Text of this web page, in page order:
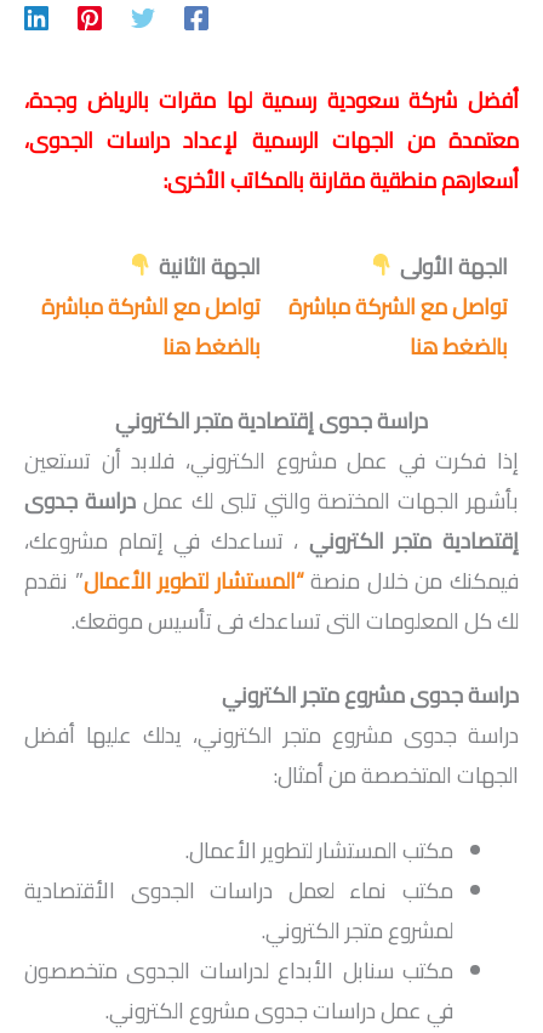
أفضل شركة سعودية رسمية لها مقرات بالرياض وجدة،
معتمدة من الجهات الرسمية لإعداد دراسات الجدوى،
أسعارهم منطقية مقارنة بالمكاتب الأخرى:
الجهة الأولى
تواصل مع الشركة مباشرة
بالضغط هنا
الجهة الثانية
تواصل مع الشركة مباشرة
بالضغط هنا
دراسة جدوى إقتصادية متجر الكتروني
إذا فكرت في عمل مشروع الكتروني، فلابد أن تستعين
بأشهر الجهات المختصة والتي تلبى لك عملدراسة جدوى
إقتصادية متجر الكتروني ، تساعدك في إتمام مشروعك،
فيمكنك من خلال منصة“المستشار لتطوير الأعمال” نقدم
لك كل المعلومات التى تساعدك فى تأسيس موقعك.
دراسة جدوى مشروع متجر الكتروني
دراسة جدوى مشروع متجر الكتروني، يدلك عليها أفضل
الجهات المتخصصة من أمثال:
مكتب المستشار لتطوير الأعمال.
مكتب نماء لعمل دراسات الجدوى الأقتصادية
لمشروع متجر الكتروني.
مكتب سنابل الأبداع لدراسات الجدوى متخصصون
في عمل دراسات جدوى مشروع الكتروني.